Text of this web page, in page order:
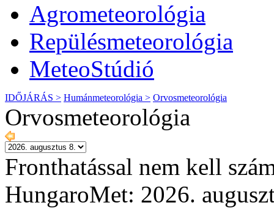
Agrometeorológia
Repülésmeteorológia
MeteoStúdió
IDŐJÁRÁS > Humánmeteorológia > Orvosmeteorológia
Orvosmeteorológia
Fronthatással nem kell
HungaroMet: 2026.